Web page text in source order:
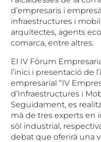
d’empresaris i
infraestructures i
arquitectes, agents
comarca, entre altres.
El IV Fòrum
l’inici i presentació de
empresarial “IV
d’Infraestructures i
Seguidament, es
mà de tres experts en
sòl industrial,
debat que oferirà una